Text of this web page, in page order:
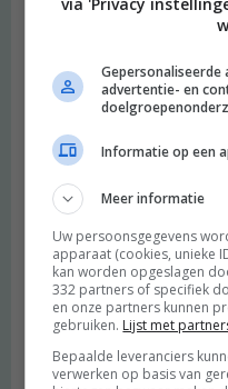
advertentie- en
Informatie op een
Meer informatie
Uw persoonsgegevens
apparaat (cookies, unieke
kan worden opgeslagen
332 partners of specifiek
en onze partners kunnen
gebruiken. Lijst met
Bepaalde leveranciers
verwerken op basis van